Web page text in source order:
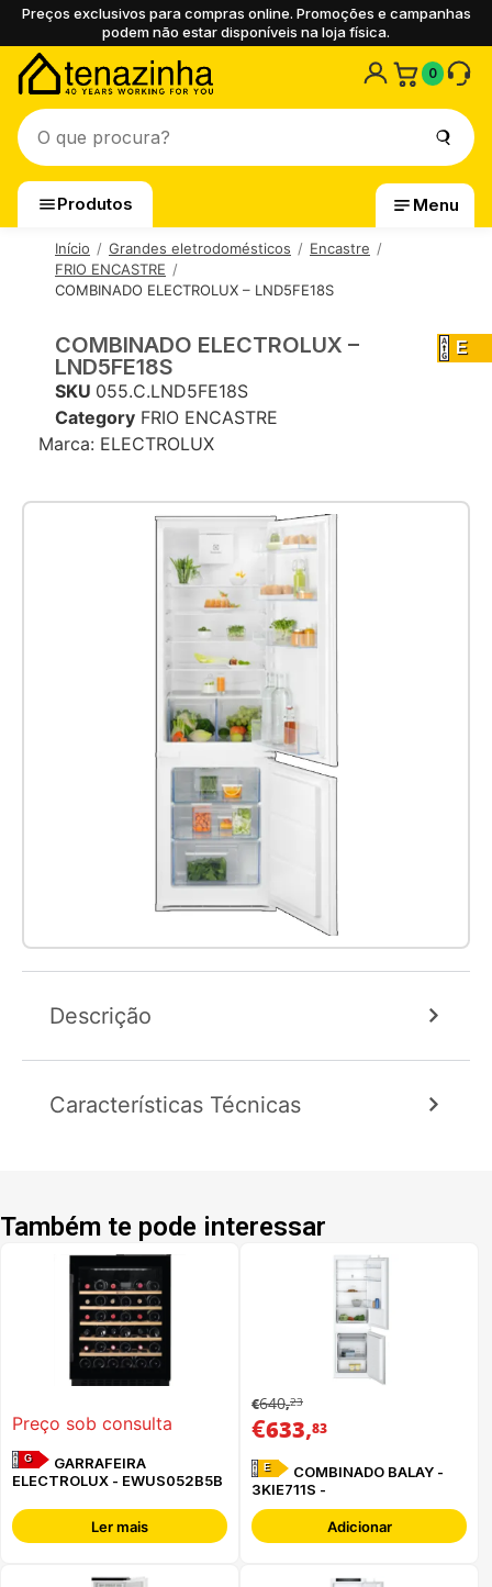
Preços exclusivos para compras online. Promoções e campanhas
podem não estar disponíveis na loja física.
0
Produtos Menu
Início Grandes eletrodomésticos
Encastre
FRIO ENCASTRE
COMBINADO ELECTROLUX – LND5FE18S
COMBINADO ELECTROLUX –
LND5FE18S
E
SKU 055.C.LND5FE18S
Category FRIO ENCASTRE
Marca: ELECTROLUX
Descrição
Características Técnicas
Também te pode interessar
Preço sob consulta
G
GARRAFEIRA
ELECTROLUX - EWUS052B5B
Ler mais
€640,23
€633,83
E
COMBINADO BALAY -
3KIE711S -
Adicionar